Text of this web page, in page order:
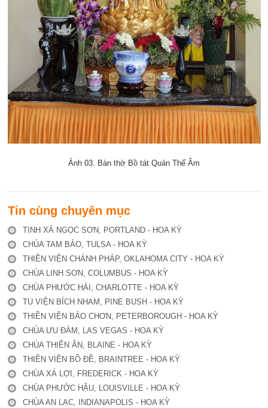
Ảnh 03. Bàn thờ Bồ tát Quán Thế Âm
Tin cùng chuyên mục
TỊNH XÁ NGỌC SƠN, PORTLAND - HOA KỲ
CHÙA TAM BẢO, TULSA - HOA KỲ
THIỀN VIỆN CHÁNH PHÁP, OKLAHOMA CITY - HOA KỲ
CHÙA LINH SƠN, COLUMBUS - HOA KỲ
CHÙA PHƯỚC HẢI, CHARLOTTE - HOA KỲ
TU VIỆN BÍCH NHAM, PINE BUSH - HOA KỲ
THIỀN VIỆN BẢO CHƠN, PETERBOROUGH - HOA KỲ
CHÙA ƯU ĐÀM, LAS VEGAS - HOA KỲ
CHÙA THIÊN ÂN, BLAINE - HOA KỲ
THIỀN VIỆN BỒ ĐỀ, BRAINTREE - HOA KỲ
CHÙA XÁ LỢI, FREDERICK - HOA KỲ
CHÙA PHƯỚC HẬU, LOUISVILLE - HOA KỲ
CHÙA AN LẠC, INDIANAPOLIS - HOA KỲ